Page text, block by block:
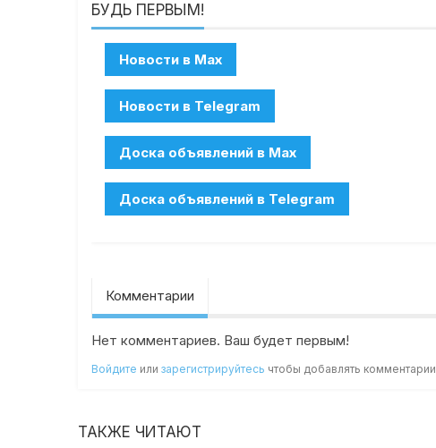
БУДЬ ПЕРВЫМ!
Комментарии
Нет комментариев. Ваш будет первым!
Войдите илизарегистрируйтесь чтобы добавлять комментарии
ТАКЖЕ ЧИТАЮТ